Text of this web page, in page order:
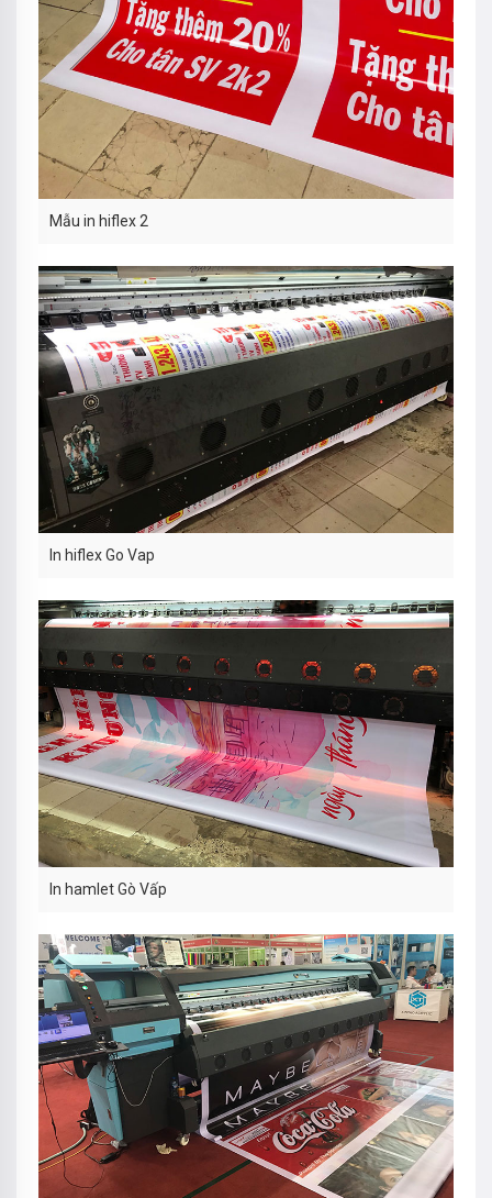
Mẫu in hiflex 2
In hiflex Go Vap
In hamlet Gò Vấp